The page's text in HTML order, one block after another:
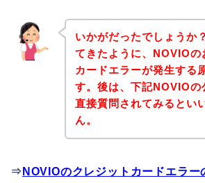
いかがだったでしょうか
てきたように、NOVIOの
カードエラーが発生する
す。後は、下記NOVIOの
直接質問されてみるとい
ん。
⇒ NOVIOのクレジットカードエラー